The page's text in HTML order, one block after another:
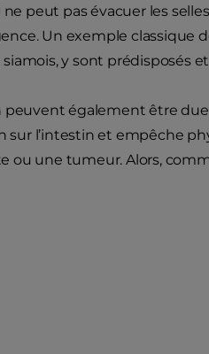
ne peut pas évacuer les
Un exemple classique
y sont prédisposés
également être
sur l’intestin et empêche
ou une tumeur. Alors,